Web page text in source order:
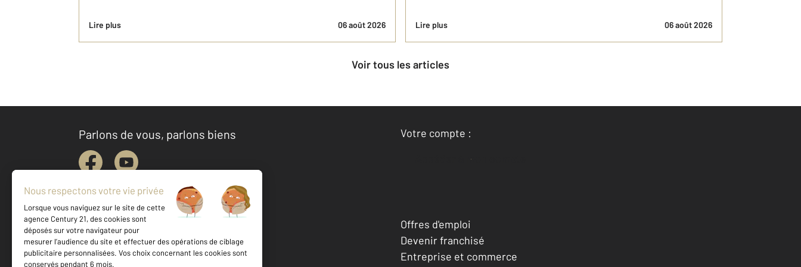
Lire plus 06 août 2026 Lire plus 06 août 2026
Voir tous les articles
Parlons de vous, parlons biens
Votre compte :
Accéder à mon compte
Votre agence est notée
Offres d'emploi
Devenir franchisé
Entreprise et commerce